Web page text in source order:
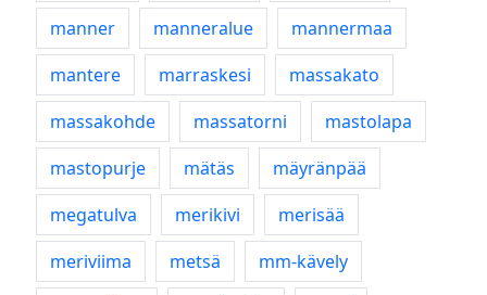
manner
manneralue
mannermaa
mantere
marraskesi
massakato
massakohde
massatorni
mastolapa
mastopurje
mätäs
mäyränpää
megatulva
merikivi
merisää
meriviima
metsä
mm-kävely